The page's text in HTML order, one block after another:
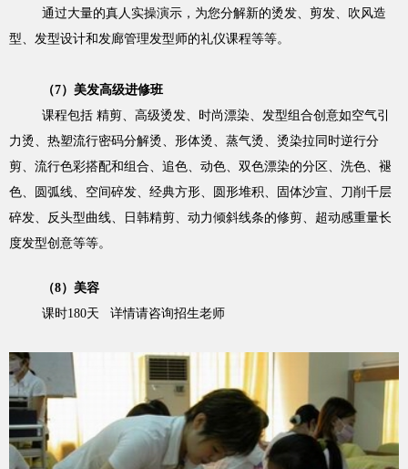
通过大量的真人实操演示，为您分解新的烫发、剪发、吹风造
型、发型设计和发廊管理发型师的礼仪课程等等。
（7）美发高级进修班
课程包括 精剪、高级烫发、时尚漂染、发型组合创意如空气引
力烫、热塑流行密码分解烫、形体烫、蒸气烫、烫染拉同时逆行分
剪、流行色彩搭配和组合、追色、动色、双色漂染的分区、洗色、褪
色、圆弧线、空间碎发、经典方形、圆形堆积、固体沙宣、刀削千层
碎发、反头型曲线、日韩精剪、动力倾斜线条的修剪、超动感重量长
度发型创意等等。
（8）美容
课时180天 详情请咨询招生老师